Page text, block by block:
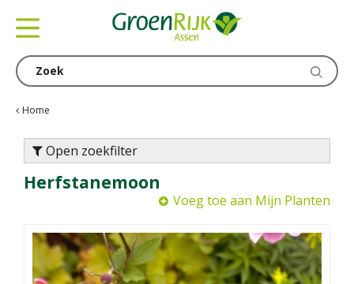
Home
Open zoekfilter
Herfstanemoon
Voeg toe aan Mijn Planten